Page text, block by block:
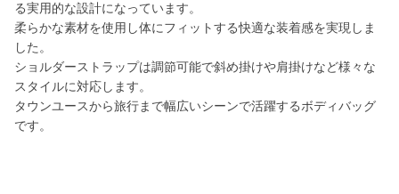
る実用的な設計になっています。
柔らかな素材を使用し体にフィットする快適な装着感を実現しま
した。
ショルダーストラップは調節可能で斜め掛けや肩掛けなど様々な
スタイルに対応します。
タウンユースから旅行まで幅広いシーンで活躍するボディバッグ
です。